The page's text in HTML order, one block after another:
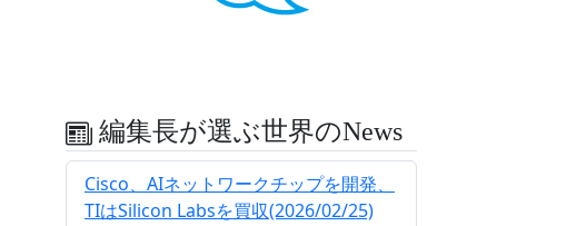
編集長が選ぶ世界のNews
Cisco、AIネットワークチップを開発、
TIはSilicon Labsを買収(2026/02/25)